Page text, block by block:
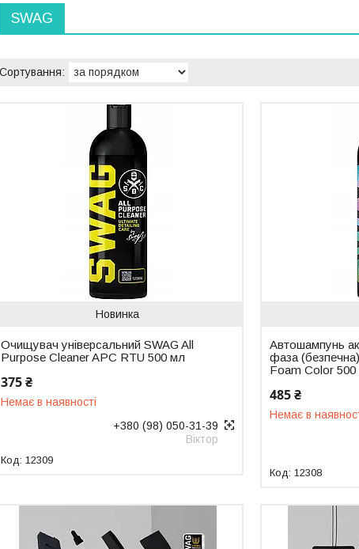
SWAG
Новинка
Очищувач універсальний SWAG All
Purpose Cleaner APC RTU 500 мл
375 ₴
Немає в наявності
+380 (98) 050-31-39
Віктор
12309
Автошампунь
фаза
Foam Color
485 ₴
Немає в
12308